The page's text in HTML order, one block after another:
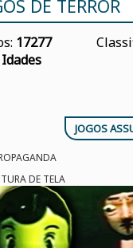
DE TERROR
17277
JOGOS
DE TELA